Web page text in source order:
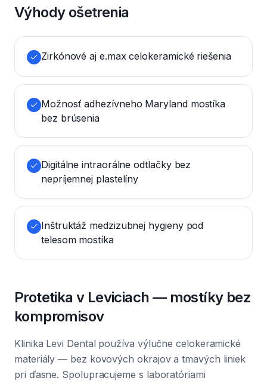
Výhody ošetrenia
Zirkónové aj e.max celokeramické riešenia
Možnosť adhezívneho Maryland mostíka
bez brúsenia
Digitálne intraorálne odtlačky bez
nepríjemnej plastelíny
Inštruktáž medzizubnej hygieny pod
telesom mostíka
Protetika v Leviciach — mostíky bez
kompromisov
Klinika Levi Dental používa výlučne celokeramické
materiály — bez kovových okrajov a tmavých liniek
pri ďasne. Spolupracujeme s laboratóriami